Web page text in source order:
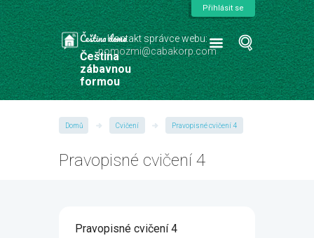
Přihlásit se
Kontakt správce webu:
pomozmi@cabakorp.com
Čeština doma
Čeština
zábavnou
formou
Domů Cvičení Pravopisné cvičení 4
Pravopisné cvičení 4
Pravopisné cvičení 4